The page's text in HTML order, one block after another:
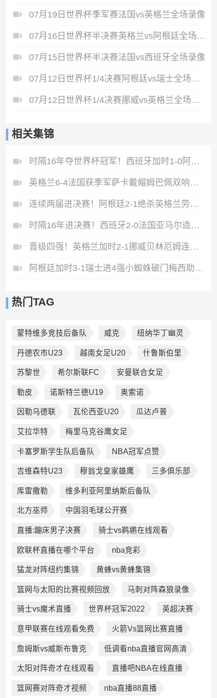
07月19日世界杯季军赛法国vs英格兰全场录像
07月16日世界杯半决赛英格兰vs阿根廷全场录像
07月15日世界杯半决赛法国vs西班牙全场录像
07月12日世界杯1/4决赛阿根廷vs瑞士全场录像
07月12日世界杯1/4决赛挪威vs英格兰全场录像
相关集锦
时隔16年夺世界杯冠军！西班牙加时1-0阿根廷费兰制胜恩佐染红
英格兰6-4法国获季军萨卡戴帽姆巴佩双响创纪录奥利塞2助+失良机
连续两届进决赛！阿根廷2-1绝杀英格兰劳塔罗恩佐破门梅西两助攻
时隔16年进决赛！西班牙2-0法国亚马尔造点奥亚萨瓦尔、波罗破门
晋级四强！英格兰加时2-1挪威贝林厄姆连场双响谢尔德鲁普破门
阿根廷加时3-1瑞士进4强小蜘蛛破门梅西助攻麦卡恩博洛假摔染红
热门TAG
蒙特维多竞技后备队 威克 纽纳华丁幽灵
丹德农市U23 越南女足U20 什鲁斯伯里
苏黎世 希尔斯联FC 安曼联合女足
勒皮 诺斯特兰德U19 奥索诺
因勒乌德联 瓦伦西亚U20 瓜达卢普
艾拉华特 梅里马克谷鹰女足
卡塞罗斯学生队后备队 NBA冠军点赞
吉维森特U23 穆翁戈皇家雄鹰 三多俱乐部
库雷撒勒 维多利亚阿里纳斯后备队
北方巫师 中国羽毛球公开赛
直播:蹦床男子决赛 骑士vs鹈鹕在线观看
欧联杯直播在哪个平台 nba竞彩
猛龙对阵纽约集锦 黄蜂vs黄蜂集锦
篮网与太阳的比赛视频回放 马刺对阵森狼录像
骑士vs魔术直播 世界杯冠军2022 英超决赛
意甲联赛在线观看免费 火箭Vs篮网比赛直播
詹姆斯vs威斯布鲁克 低调看nba直播官网高清
太阳对阵奇才在线观看 直播吧NBA在线直播
篮网赛对阵奇才视频 nba直播88直播